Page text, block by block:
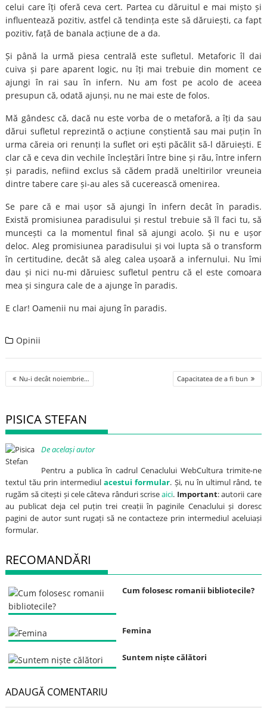
celui care îți oferă ceva cert. Partea cu dăruitul e mai mișto și
influentează pozitiv, astfel că tendința este să dăruiești, ca fapt
pozitiv, față de banala acțiune de a da.
Și până la urmă piesa centrală este sufletul. Metaforic îl dai
cuiva și pare aparent logic, nu îți mai trebuie din moment ce
ajungi în rai sau în infern. Nu am fost pe acolo de aceea
presupun că, odată ajunși, nu ne mai este de folos.
Mă gândesc că, dacă nu este vorba de o metaforă, a îți da sau
dărui sufletul reprezintă o acțiune conștientă sau mai puțin în
urma căreia ori renunți la suflet ori ești păcălit să-l dăruiești. E
clar că e ceva din vechile încleștări între bine și rău, între infern
și paradis, nefiind exclus să cădem pradă uneltirilor vreuneia
dintre tabere care și-au ales să cucerească omenirea.
Se pare că e mai ușor să ajungi în infern decât în paradis.
Există promisiunea paradisului și restul trebuie să îl faci tu, să
muncești ca la momentul final să ajungi acolo. Și nu e ușor
deloc. Aleg promisiunea paradisului și voi lupta să o transform
în certitudine, decât să aleg calea ușoară a infernului. Nu îmi
dau și nici nu-mi dăruiesc sufletul pentru că el este comoara
mea și singura cale de a ajunge în paradis.
E clar! Oamenii nu mai ajung în paradis.
Opinii
Post
navigation
Nu-i decât noiembrie… Capacitatea de a fi bun
PISICA STEFAN
De același autor
Pentru a publica în cadrul Cenaclului WebCultura trimite-ne
textul tău prin intermediulacestui formular. Și, nu în ultimul rând, te
rugăm să citești și cele câteva rânduri scriseaici. Important: autorii care
au publicat deja cel puțin trei creații în paginile Cenaclului și doresc
pagini de autor sunt rugați să ne contacteze prin intermediul aceluiași
formular.
RECOMANDĂRI
Cum folosesc romanii bibliotecile?
Femina
Suntem niște călători
ADAUGĂ COMENTARIU